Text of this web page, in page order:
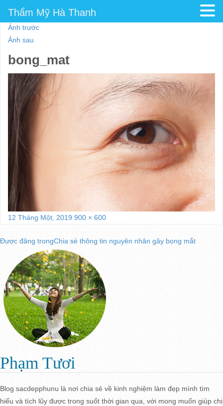
Ảnh trước
Ảnh sau
bong_mat
Đăng
ngày
12 Tháng Một, 2019 Kích
đầy
đủ
900 × 600
Điều
hướng
bài
viết
Được đăng trongChia sẻ thông tin nguyên nhân gây bọng mắt
Phạm Tươi
Blog sacdepphunu là nơi chia sẻ về kinh nghiệm làm đẹp mình tìm
hiểu và tích lũy được trong suốt thời gian qua, với mong muốn giúp chị
Thẩm Mỹ Hà Thanh